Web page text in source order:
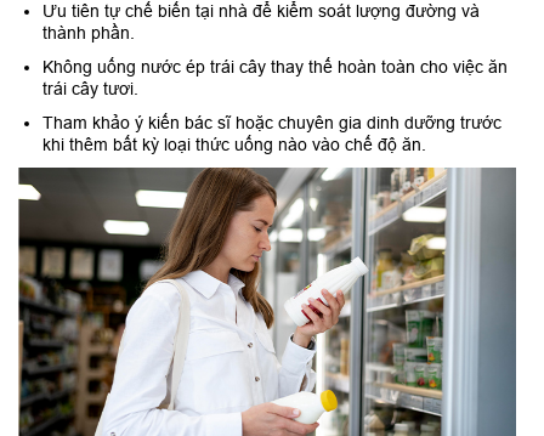
Ưu tiên tự chế biến tại nhà để kiểm soát lượng đường và
thành phần.
Không uống nước ép trái cây thay thế hoàn toàn cho việc ăn
trái cây tươi.
Tham khảo ý kiến bác sĩ hoặc chuyên gia dinh dưỡng trước
khi thêm bất kỳ loại thức uống nào vào chế độ ăn.